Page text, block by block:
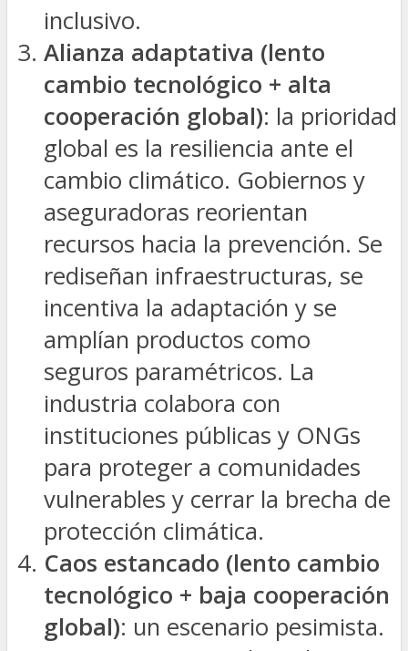
inclusivo.
Alianza adaptativa (lento
cambio tecnológico + alta
cooperación global): la prioridad
global es la resiliencia ante el
cambio climático. Gobiernos y
aseguradoras reorientan
recursos hacia la prevención. Se
rediseñan infraestructuras, se
incentiva la adaptación y se
amplían productos como
seguros paramétricos. La
industria colabora con
instituciones públicas y ONGs
para proteger a comunidades
vulnerables y cerrar la brecha de
protección climática.
Caos estancado (lento cambio
tecnológico + baja cooperación
global): un escenario pesimista.